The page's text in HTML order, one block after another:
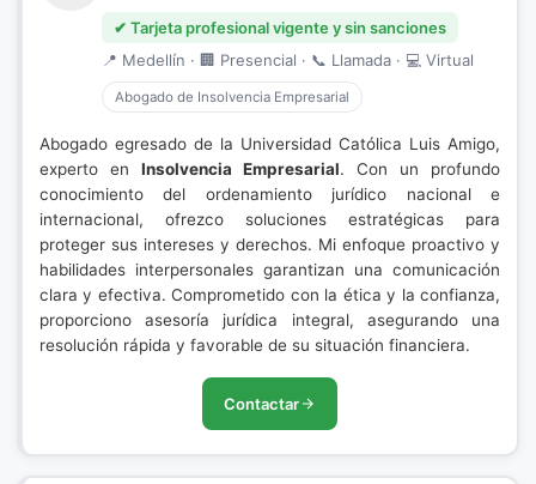
✔ Tarjeta profesional vigente y sin sanciones
📍 Medellín · 🏢 Presencial · 📞 Llamada · 💻 Virtual
Abogado de Insolvencia Empresarial
Abogado egresado de la Universidad Católica Luis Amigo,
experto en Insolvencia Empresarial. Con un profundo
conocimiento del ordenamiento jurídico nacional e
internacional, ofrezco soluciones estratégicas para
proteger sus intereses y derechos. Mi enfoque proactivo y
habilidades interpersonales garantizan una comunicación
clara y efectiva. Comprometido con la ética y la confianza,
proporciono asesoría jurídica integral, asegurando una
resolución rápida y favorable de su situación financiera.
Contactar